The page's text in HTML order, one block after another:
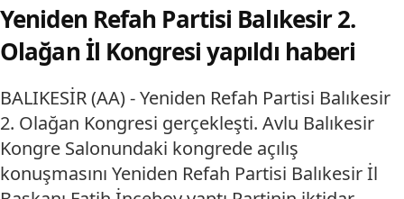
Yeniden Refah Partisi Balıkesir 2.
Olağan İl Kongresi yapıldı haberi
BALIKESİR (AA) - Yeniden Refah Partisi Balıkesir
2. Olağan Kongresi gerçekleşti. Avlu Balıkesir
Kongre Salonundaki kongrede açılış
konuşmasını Yeniden Refah Partisi Balıkesir İl